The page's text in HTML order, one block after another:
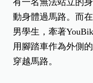
動身體過馬路。而
男學生，牽著
用腳踏車作為外側
穿越馬路。